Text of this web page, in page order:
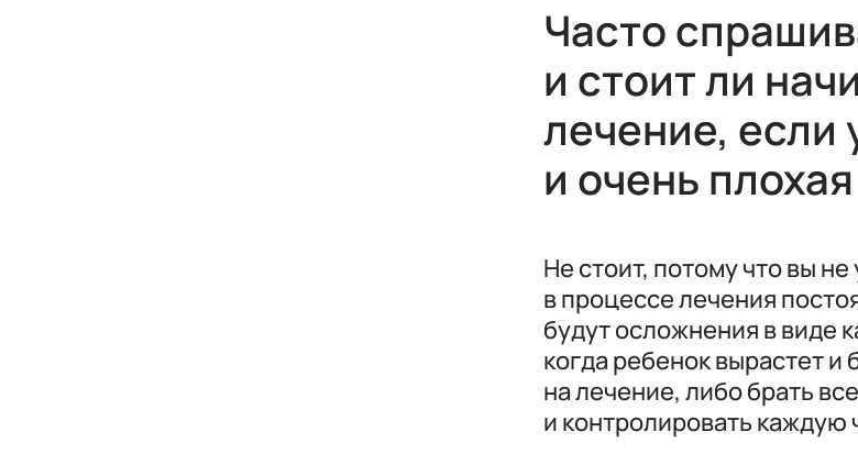
Часто
и стоит ли
лечение, если
и очень
Не стоит, потому что вы
в процессе лечения
будут осложнения в виде
когда ребенок вырастет и
на лечение, либо брать
и контролировать каждую